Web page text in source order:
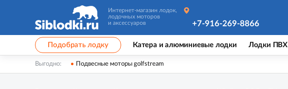
Интернет-магазин лодок,
лодочных моторов
и аксессуаров
+7-916-269-8866
Подобрать лодку Катера и алюминиевые лодки Лодки ПВХ
Выгодно: Подвесные моторы golfstream